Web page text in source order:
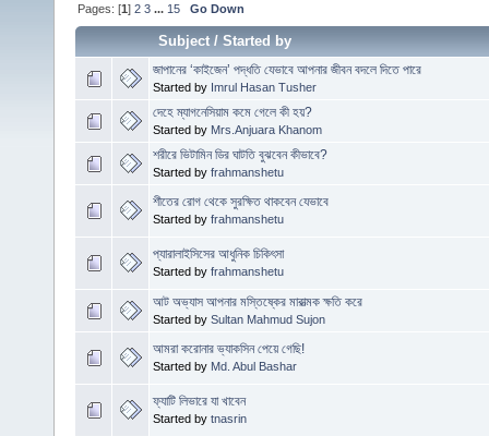
Pages: [1]2 3 ... 15 Go Down
Subject/Started by
জাপানের ‘কাইজেন’ পদ্ধতি যেভাবে আপনার জীবন বদলে দিতে পারে
Started by Imrul Hasan Tusher
দেহে ম্যাগনেসিয়াম কমে গেলে কী হয়?
Started by Mrs.Anjuara Khanom
শরীরে ভিটামিন ডির ঘাটতি বুঝবেন কীভাবে?
Started by frahmanshetu
শীতের রোগ থেকে সুরক্ষিত থাকবেন যেভাবে
Started by frahmanshetu
প্যারালাইসিসের আধুনিক চিকিৎসা
Started by frahmanshetu
আট অভ্যাস আপনার মস্তিষ্কের মারাত্মক ক্ষতি করে
Started by Sultan Mahmud Sujon
আমরা করোনার ভ্যাকসিন পেয়ে গেছি!
Started by Md. Abul Bashar
ফ্যাটি লিভারে যা খাবেন
Started by tnasrin